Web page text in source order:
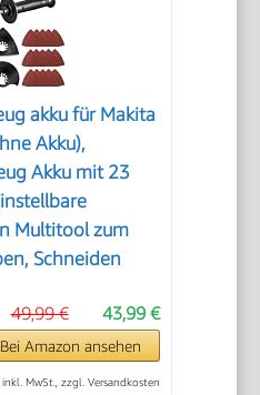
akku für Makita
Akku),
Akku mit 23
Multitool zum
Schneiden
43,99 €
49,99 €
Bei Amazon ansehen
inkl. MwSt., zzgl. Versandkosten